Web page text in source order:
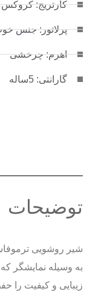
کارتریج: کروکس
پرلاتور: جنس
اهرم: چرخشی
گارانتی: 5ساله
توضیحات
شیر روشویی
به وسیله نمایشگر
زیبایی و کیفیت را